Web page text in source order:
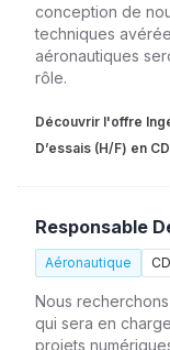
conception de
techniques
aéronautiques
rôle.
Découvrir l'offre
D’essais (H/F) en
Responsable
Aéronautique
Nous
qui sera en
projets